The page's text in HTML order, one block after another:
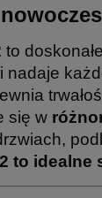
to
nadaje
się w
to